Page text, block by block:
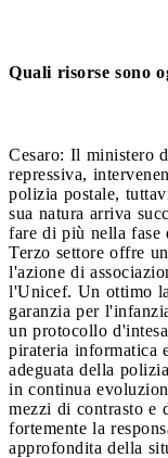
Quali risorse sono
Cesaro: Il ministero
repressiva,
polizia postale,
sua natura arriva
fare di più nella fase
Terzo settore offre
l'azione di
l'Unicef. Un ottimo
garanzia per
un protocollo
pirateria informatica
adeguata della
in continua
mezzi di contrasto e
fortemente la
approfondita della